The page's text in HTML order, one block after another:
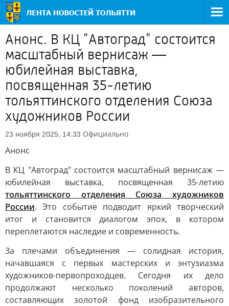
Анонс. В КЦ "Автоград" состоится
масштабный вернисаж —
юбилейная выставка,
посвященная 35-летию
тольяттинского отделения Союза
художников России
23 ноября 2025, 14:33 Официально
Анонс
В КЦ "Автоград" состоится масштабный вернисаж —
юбилейная выставка, посвященная 35-летию
тольяттинского отделения Союза художников
России. Это событие подводит яркий творческий
итог и становится диалогом эпох, в котором
переплетаются наследие и современность.
За плечами объединения — солидная история,
начавшаяся с первых мастерских и энтузиазма
художников-первопроходцев. Сегодня их дело
продолжают несколько поколений авторов,
составляющих золотой фонд изобразительного